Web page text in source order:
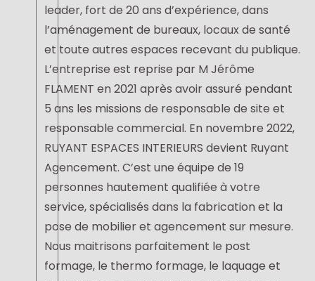
leader, fort de 20 ans d’expérience, dans
l’aménagement de bureaux, locaux de santé
et toute autres espaces recevant du publique.
L’entreprise est reprise par M Jérôme
FLAMENT en 2021 après avoir assuré pendant
5 ans les missions de responsable de site et
responsable commercial. En novembre 2022,
RUYANT ESPACES INTERIEURS devient Ruyant
Agencement. C’est une équipe de 19
personnes hautement qualifiée à votre
service, spécialisés dans la fabrication et la
pose de mobilier et agencement sur mesure.
Nous maitrisons parfaitement le post
formage, le thermo formage, le laquage et